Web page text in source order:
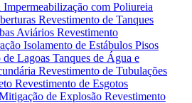
Impermeabilização com Poliureia
Revestimento de Tanques
Aviários Revestimento
Isolamento de Estábulos Pisos
de Lagoas Tanques de Água e
Revestimento de Tubulações
Revestimento de Esgotos
de Explosão Revestimento